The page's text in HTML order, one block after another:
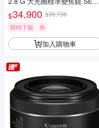
450G (公司貨 保固24個月)
$34,900 $36,736
限時下殺
券
加入購物車